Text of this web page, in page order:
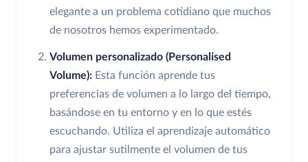
elegante a un problema cotidiano que muchos
de nosotros hemos experimentado.
Volumen personalizado (Personalised
Volume): Esta función aprende tus
preferencias de volumen a lo largo del tiempo,
basándose en tu entorno y en lo que estés
escuchando. Utiliza el aprendizaje automático
para ajustar sutilmente el volumen de tus